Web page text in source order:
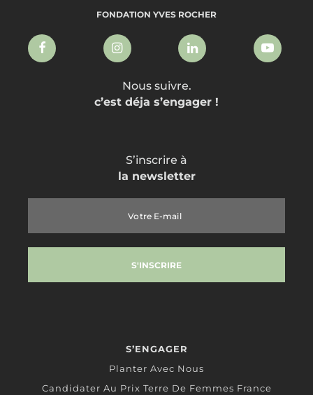
FONDATION YVES ROCHER
Nous suivre.
c’est déja s’engager !
S’inscrire à
la newsletter
S’ENGAGER
Planter Avec Nous
Candidater Au Prix Terre De Femmes France